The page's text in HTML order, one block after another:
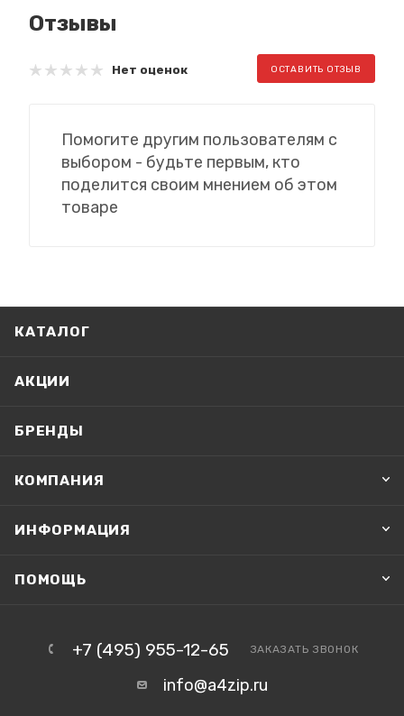
Отзывы
Нет оценок ОСТАВИТЬ ОТЗЫВ
Помогите другим пользователям с
выбором - будьте первым, кто
поделится своим мнением об этом
товаре
КАТАЛОГ
АКЦИИ
БРЕНДЫ
КОМПАНИЯ
ИНФОРМАЦИЯ
ПОМОЩЬ
+7 (495) 955-12-65 ЗАКАЗАТЬ ЗВОНОК
info@a4zip.ru